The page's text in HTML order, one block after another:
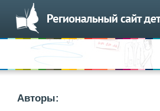
Авторы: